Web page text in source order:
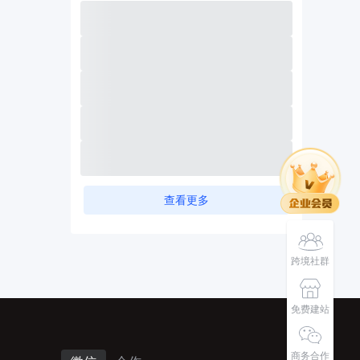
查看更多
跨境社群
免费建站
商务合作